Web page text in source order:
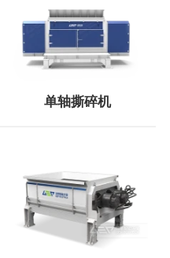
单轴撕碎机